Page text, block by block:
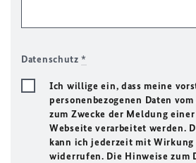
Datenschutz*
Ich willige ein, dass meine
personenbezogenen Daten
zum Zwecke der Meldung
Webseite verarbeitet werden.
kann ich jederzeit mit
widerrufen. Die Hinweise zum